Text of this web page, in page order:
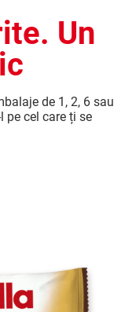
Un
de 1, 2, 6 sau
pe cel care ți se